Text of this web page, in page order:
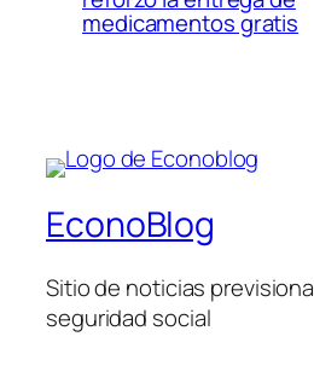
medicamentos gratis
EconoBlog
Sitio de noticias
seguridad social